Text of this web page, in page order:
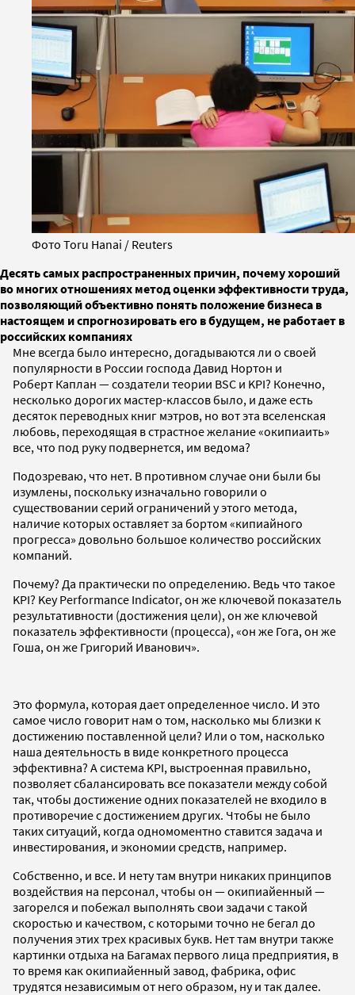
Фото Toru Hanai / Reuters
Десять самых распространенных причин, почему хороший
во многих отношениях метод оценки эффективности труда,
позволяющий объективно понять положение бизнеса в
настоящем и спрогнозировать его в будущем, не работает в
российских компаниях
Мне всегда было интересно, догадываются ли о своей
популярности в России господа Давид Нортон и
Роберт Каплан — создатели теории BSC и KPI? Конечно,
несколько дорогих мастер-классов было, и даже есть
десяток переводных книг мэтров, но вот эта вселенская
любовь, переходящая в страстное желание «окипиаить»
все, что под руку подвернется, им ведома?
Подозреваю, что нет. В противном случае они были бы
изумлены, поскольку изначально говорили о
существовании серий ограничений у этого метода,
наличие которых оставляет за бортом «кипиайного
прогресса» довольно большое количество российских
компаний.
Почему? Да практически по определению. Ведь что такое
KPI? Key Performance Indicator, он же ключевой показатель
результативности (достижения цели), он же ключевой
показатель эффективности (процесса), «он же Гога, он же
Гоша, он же Григорий Иванович».
Это формула, которая дает определенное число. И это
самое число говорит нам о том, насколько мы близки к
достижению поставленной цели? Или о том, насколько
наша деятельность в виде конкретного процесса
эффективна? А система KPI, выстроенная правильно,
позволяет сбалансировать все показатели между собой
так, чтобы достижение одних показателей не входило в
противоречие с достижением других. Чтобы не было
таких ситуаций, когда одномоментно ставится задача и
инвестирования, и экономии средств, например.
Собственно, и все. И нету там внутри никаких принципов
воздействия на персонал, чтобы он — окипиайенный —
загорелся и побежал выполнять свои задачи с такой
скоростью и качеством, с которыми точно не бегал до
получения этих трех красивых букв. Нет там внутри также
картинки отдыха на Багамах первого лица предприятия, в
то время как окипиайенный завод, фабрика, офис
трудятся независимым от него образом, ну и так далее.